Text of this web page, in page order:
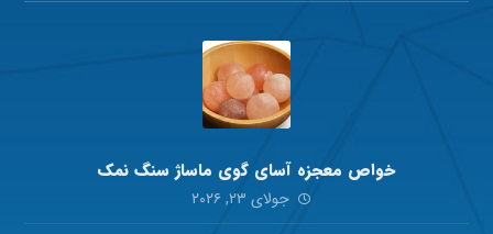
خواص معجزه آسای گوی ماساژ سنگ نمک
جولای ۲۳, ۲۰۲۶